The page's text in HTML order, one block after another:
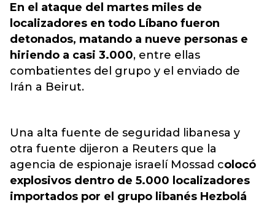
En el ataque del martes miles de
localizadores en todo Líbano fueron
detonados, matando a nueve personas e
hiriendo a casi 3.000, entre ellas
combatientes del grupo y el enviado de
Irán a Beirut.
Una alta fuente de seguridad libanesa y
otra fuente dijeron a Reuters que la
agencia de espionaje israelí Mossad colocó
explosivos dentro de 5.000 localizadores
importados por el grupo libanés Hezbolá